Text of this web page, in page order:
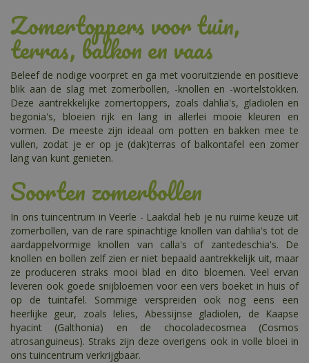
Zomertoppers voor tuin,
terras, balkon en vaas
Beleef de nodige voorpret en ga met vooruitziende en positieve
blik aan de slag met zomerbollen, -knollen en -wortelstokken.
Deze aantrekkelijke zomertoppers, zoals dahlia's, gladiolen en
begonia's, bloeien rijk en lang in allerlei mooie kleuren en
vormen. De meeste zijn ideaal om potten en bakken mee te
vullen, zodat je er op je (dak)terras of balkontafel een zomer
lang van kunt genieten.
Soorten zomerbollen
In ons tuincentrum in Veerle - Laakdal heb je nu ruime keuze uit
zomerbollen, van de rare spinachtige knollen van dahlia's tot de
aardappelvormige knollen van calla's of zantedeschia's. De
knollen en bollen zelf zien er niet bepaald aantrekkelijk uit, maar
ze produceren straks mooi blad en dito bloemen. Veel ervan
leveren ook goede snijbloemen voor een vers boeket in huis of
op de tuintafel. Sommige verspreiden ook nog eens een
heerlijke geur, zoals lelies, Abessijnse gladiolen, de Kaapse
hyacint (Galthonia) en de chocoladecosmea (Cosmos
atrosanguineus). Straks zijn deze overigens ook in volle bloei in
ons tuincentrum verkrijgbaar.